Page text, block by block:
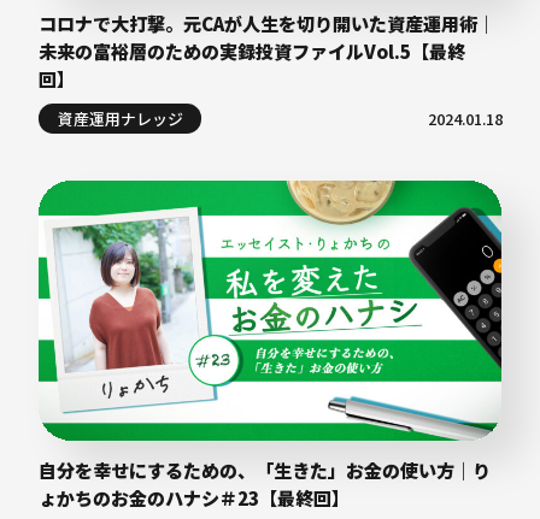
コロナで大打撃。元CAが人生を切り開いた資産運用術｜
未来の富裕層のための実録投資ファイルVol.5【最終
回】
資産運用ナレッジ 2024.01.18
自分を幸せにするための、「生きた」お金の使い方｜り
ょかちのお金のハナシ＃23【最終回】